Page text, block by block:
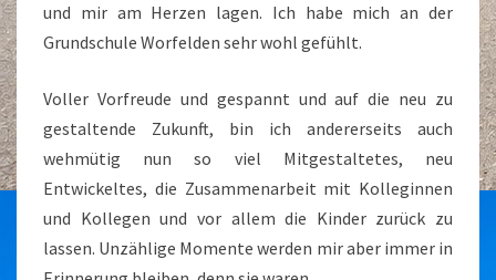
und mir am Herzen lagen. Ich habe mich an der
Grundschule Worfelden sehr wohl gefühlt.
Voller Vorfreude und gespannt und auf die neu zu
gestaltende Zukunft, bin ich andererseits auch
wehmütig nun so viel Mitgestaltetes, neu
Entwickeltes, die Zusammenarbeit mit Kolleginnen
und Kollegen und vor allem die Kinder zurück zu
lassen. Unzählige Momente werden mir aber immer in